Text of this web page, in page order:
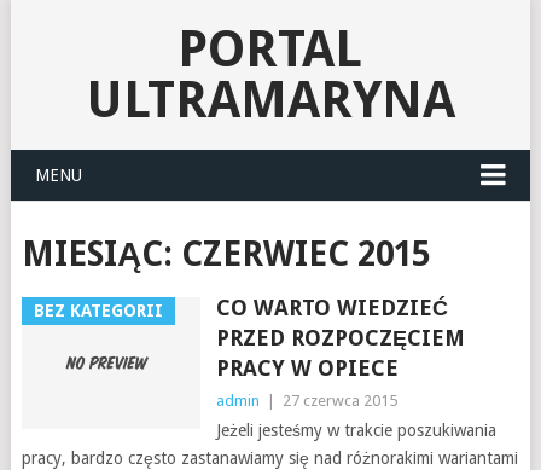
PORTAL
ULTRAMARYNA
MENU
MIESIĄC: CZERWIEC 2015
BEZ KATEGORII
CO WARTO WIEDZIEĆ
PRZED ROZPOCZĘCIEM
PRACY W OPIECE
admin 27 czerwca 2015
Jeżeli jesteśmy w trakcie poszukiwania
pracy, bardzo często zastanawiamy się nad różnorakimi wariantami